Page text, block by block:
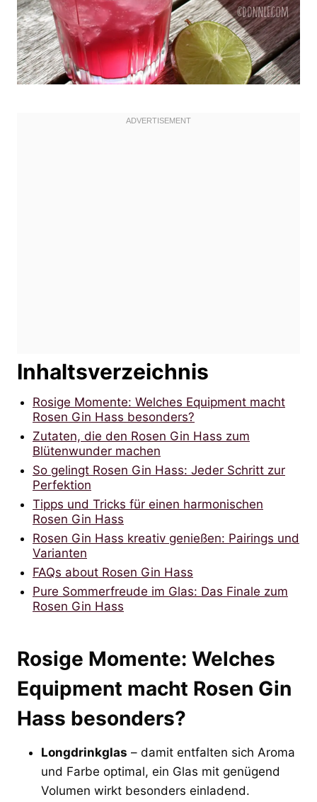
Inhaltsverzeichnis
Rosige Momente: Welches Equipment macht
Rosen Gin Hass besonders?
Zutaten, die den Rosen Gin Hass zum
Blütenwunder machen
So gelingt Rosen Gin Hass: Jeder Schritt zur
Perfektion
Tipps und Tricks für einen harmonischen
Rosen Gin Hass
Rosen Gin Hass kreativ genießen: Pairings und
Varianten
FAQs about Rosen Gin Hass
Pure Sommerfreude im Glas: Das Finale zum
Rosen Gin Hass
Rosige Momente: Welches
Equipment macht Rosen Gin
Hass besonders?
Longdrinkglas – damit entfalten sich Aroma
und Farbe optimal, ein Glas mit genügend
Volumen wirkt besonders einladend.